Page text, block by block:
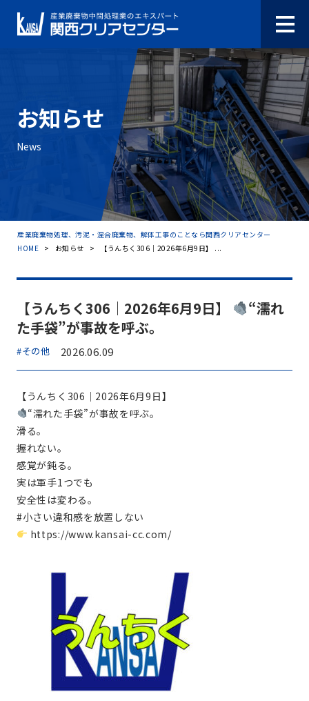
お知らせ
News
産業廃棄物処理、汚泥・混合廃棄物、解体工事のことなら関西クリアセンター
HOME > お知らせ > 【うんちく306｜2026年6月9日】 ...
【うんちく306｜2026年6月9日】
“濡れ
た手袋”が事故を呼ぶ。
#その他 2026.06.09
【うんちく306｜2026年6月9日】
“濡れた手袋”が事故を呼ぶ。
滑る。
握れない。
感覚が鈍る。
実は軍手1つでも
安全性は変わる。
#小さい違和感を放置しない
https://www.kansai-cc.com/